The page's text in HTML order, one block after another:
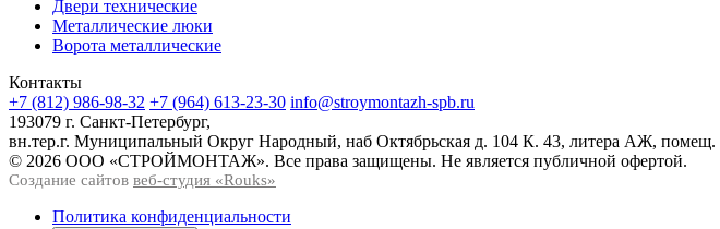
Двери технические
Металлические люки
Ворота металлические
Контакты
+7 (812) 986-98-32 +7 (964) 613-23-30 info@stroymontazh-spb.ru
193079 г. Санкт-Петербург,
вн.тер.г. Муниципальный Округ Народный, наб Октябрьская д. 104 К. 43, литера АЖ,
© 2026 ООО «СТРОЙМОНТАЖ». Все права защищены. Не является публичной офертой.
Создание сайтов веб-студия «Rouks»
Политика конфиденциальности